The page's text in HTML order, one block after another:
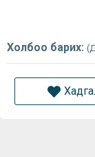
Холбоо барих: